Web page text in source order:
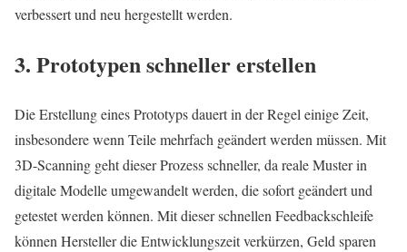
verbessert und neu hergestellt werden.
3. Prototypen schneller erstellen
Die Erstellung eines Prototyps dauert in der Regel einige Zeit,
insbesondere wenn Teile mehrfach geändert werden müssen. Mit
3D-Scanning geht dieser Prozess schneller, da reale Muster in
digitale Modelle umgewandelt werden, die sofort geändert und
getestet werden können. Mit dieser schnellen Feedbackschleife
können Hersteller die Entwicklungszeit verkürzen, Geld sparen